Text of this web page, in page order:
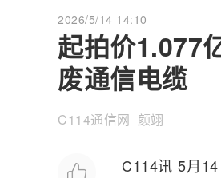
2026/5/14 14:10
起拍价1.077
废通信电缆
C114通信网 颜翊
C114讯 5月